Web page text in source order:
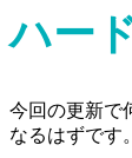
ハー
今回の更新で
なるはずです